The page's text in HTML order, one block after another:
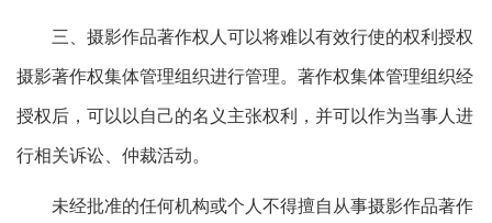
三、摄影作品著作权人可以将难以有效行使的权利授权
摄影著作权集体管理组织进行管理。著作权集体管理组织经
授权后，可以以自己的名义主张权利，并可以作为当事人进
行相关诉讼、仲裁活动。
未经批准的任何机构或个人不得擅自从事摄影作品著作